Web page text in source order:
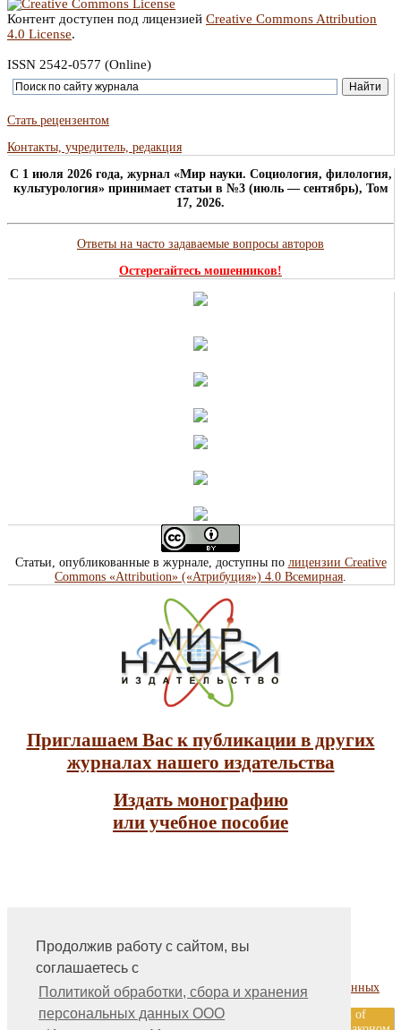
Продолжив работу с сайтом, вы
соглашаетесь с
Политикой обработки, сбора и хранения
персональных данных ООО
Контент доступен под лицензией Creative Commons Attribution
4.0 License.
ISSN 2542-0577 (Online)
Стать рецензентом
Контакты, учредитель, редакция
C 1 июля 2026 года, журнал «Мир науки. Социология, филология,
культурология» принимает статьи в №3 (июль — сентябрь), Том
17, 2026.
Ответы на часто задаваемые вопросы авторов
Остерегайтесь мошенников!
Статьи, опубликованные в журнале, доступны по лицензии Creative
Commons «Attribution» («Атрибуция») 4.0 Всемирная.
Приглашаем Вас к публикации в других
журналах нашего издательства
Издать монографию
или учебное пособие
На главную
Контакты, учредитель, редакция
Политика обработки, сбора и хранения персональных данных
ООО «Издательство «Мир науки» \ «Publishing company «World of